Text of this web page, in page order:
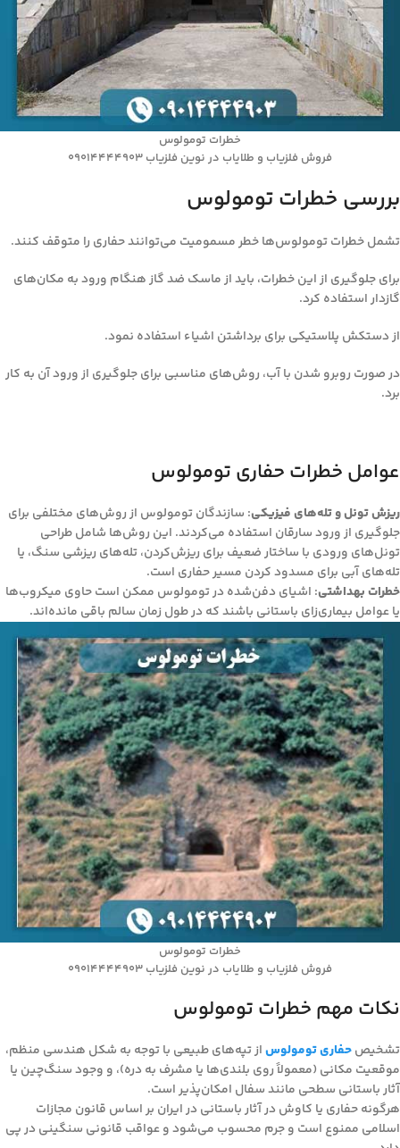
خطرات تومولوس
فروش فلزیاب و طلایاب در نوین فلزیاب 09014444903
بررسی خطرات تومولوس
تشمل خطرات تومولوس‌ها خطر مسمومیت می‌توانند حفاری را متوقف کنند.
برای جلوگیری از این خطرات، باید از ماسک ضد گاز هنگام ورود به مکان‌های
گازدار استفاده کرد.
از دستکش پلاستیکی برای برداشتن اشیاء استفاده نمود.
در صورت روبرو شدن با آب، روش‌های مناسبی برای جلوگیری از ورود آن به کار
برد.
عوامل خطرات حفاری تومولوس
ریزش تونل و تله‌های فیزیکی: سازندگان تومولوس از روش‌های مختلفی برای
جلوگیری از ورود سارقان استفاده می‌کردند. این روش‌ها شامل طراحی
تونل‌های ورودی با ساختار ضعیف برای ریزش‌کردن، تله‌های ریزشی سنگ، یا
تله‌های آبی برای مسدود کردن مسیر حفاری است.
خطرات بهداشتی: اشیای دفن‌شده در تومولوس ممکن است حاوی میکروب‌ها
یا عوامل بیماری‌زای باستانی باشند که در طول زمان سالم باقی مانده‌اند.
خطرات تومولوس
فروش فلزیاب و طلایاب در نوین فلزیاب 09014444903
نکات مهم خطرات تومولوس
تشخیصحفاری تومولوساز تپه‌های طبیعی با توجه به شکل هندسی منظم،
موقعیت مکانی (معمولاً روی بلندی‌ها یا مشرف به دره)، و وجود سنگ‌چین یا
آثار باستانی سطحی مانند سفال امکان‌پذیر است.
هرگونه حفاری یا کاوش در آثار باستانی در ایران بر اساس قانون مجازات
اسلامی ممنوع است و جرم محسوب می‌شود و عواقب قانونی سنگینی در پی